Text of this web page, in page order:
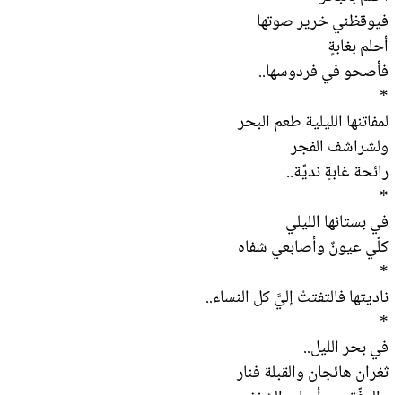
فيوقظني خرير صوتها
أحلم بغابةٍ
فأصحو في فردوسها..
*
لمفاتنها الليلية طعم البحر
ولشراشف الفجر
رائحة غابةٍ نديّة..
*
في بستانها الليلي
كلّي عيونٌ وأصابعي شفاه
*
ناديتها فالتفتتْ إليَّ كل النساء..
*
في بحر الليل..
ثغران هائجان والقبلة فنار